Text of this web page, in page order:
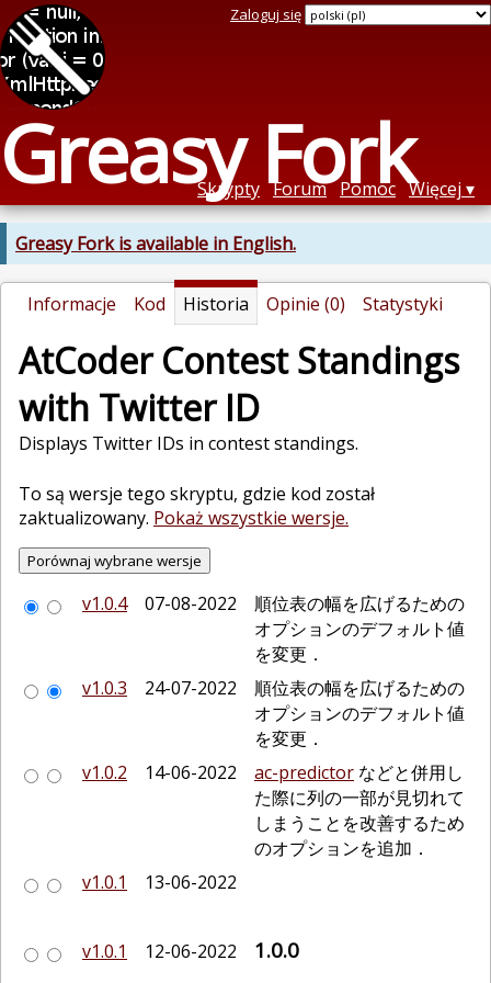
Greasy Fork
Zaloguj się
Skrypty Forum Pomoc Więcej
Greasy Fork is available in English.
Informacje Kod Historia Opinie (0) Statystyki
AtCoder Contest Standings
with Twitter ID
Displays Twitter IDs in contest standings.
To są wersje tego skryptu, gdzie kod został
zaktualizowany. Pokaż wszystkie wersje.
v1.0.4 07-08-2022
順位表の幅を広げるための
オプションのデフォルト値
を変更．
v1.0.3
24-07-2022
順位表の幅を広げるための
オプションのデフォルト値
を変更．
v1.0.2
14-06-2022 ac-predictor などと併用し
た際に列の一部が見切れて
しまうことを改善するため
のオプションを追加．
v1.0.1
13-06-2022
v1.0.1 12-06-2022 1.0.0